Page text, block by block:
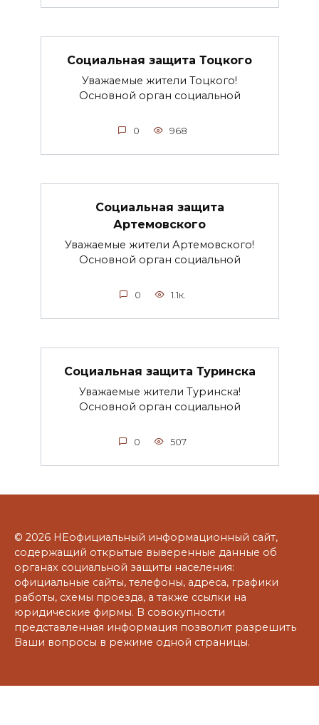
Социальная защита Тоцкого
Уважаемые жители Тоцкого!
Основной орган социальной
0 968
Социальная защита
Артемовского
Уважаемые жители Артемовского!
Основной орган социальной
0 1.1к.
Социальная защита Туринска
Уважаемые жители Туринска!
Основной орган социальной
0 507
© 2026 НЕофициальный информационный сайт,
содержащий открытые выверенные данные об
органах социальной защиты населения:
официальные сайты, телефоны, адреса, графики
работы, схемы проезда, а также ссылки на
юридические фирмы. В совокупности
представленная информация позволит разрешить
Ваши вопросы в режиме одной страницы.